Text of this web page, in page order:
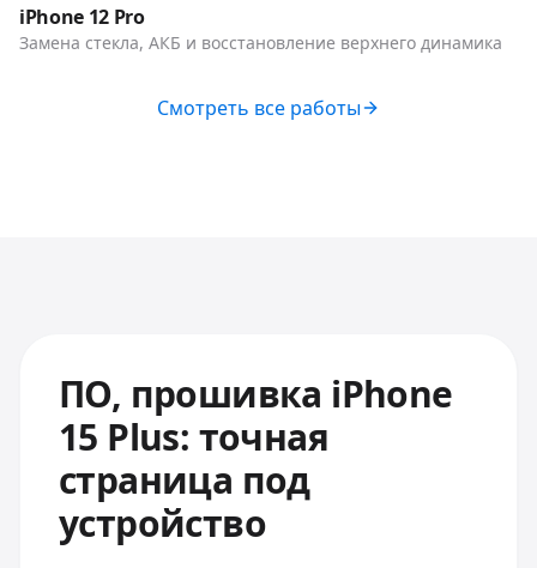
Телефоны
iPhone 12 Pro
Замена стекла, АКБ и восстановление верхнего динамика
Смотреть все работы
ПО, прошивка iPhone
15 Plus: точная
страница под
устройство